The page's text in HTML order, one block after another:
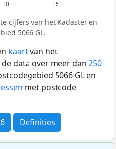
10 15
cijfers van het Kadaster en
5066 GL.
kaartvan het
data over meer dan 250
5066 GL en
met postcode
Definities